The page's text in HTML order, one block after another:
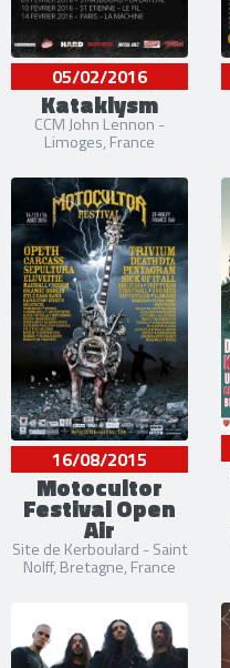
05/02/2016
Kataklysm
CCM John Lennon -
Limoges, France
16/08/2015
Motocultor
Festival Open
Air
Site de Kerboulard - Saint
Nolff, Bretagne, France